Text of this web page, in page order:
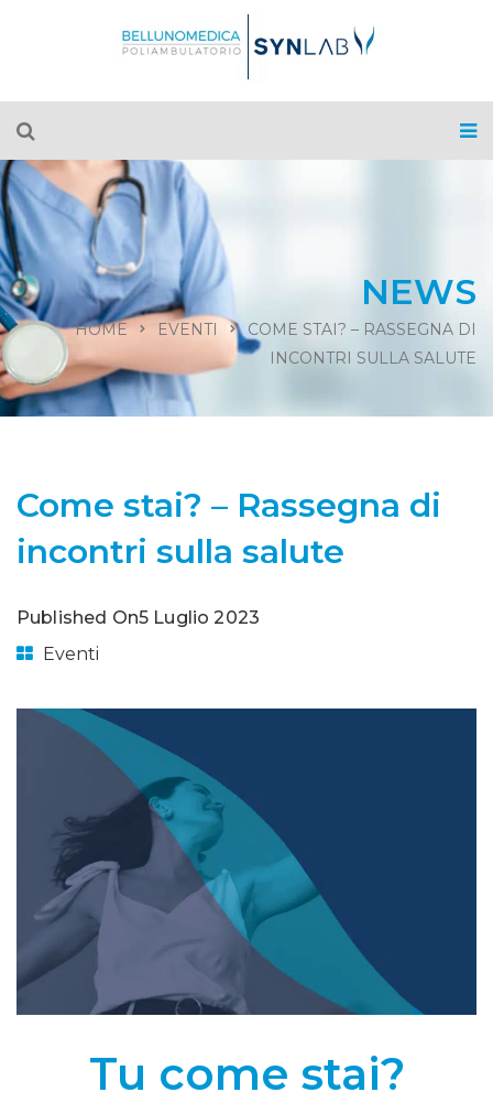
NEWS
HOME EVENTI
COME STAI? – RASSEGNA DI
INCONTRI SULLA SALUTE
Come stai? – Rassegna di
incontri sulla salute
Published On5 Luglio 2023
Eventi
Tu come stai?